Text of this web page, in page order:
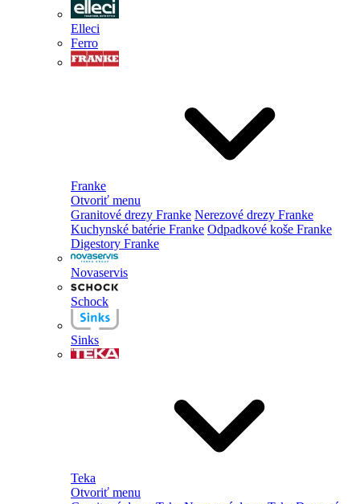
Elleci
Ferro
Franke
Otvoriť menu
Granitové drezy Franke Nerezové drezy Franke
Kuchynské batérie Franke Odpadkové koše Franke
Digestory Franke
Novaservis
Schock
Sinks
Teka
Otvoriť menu